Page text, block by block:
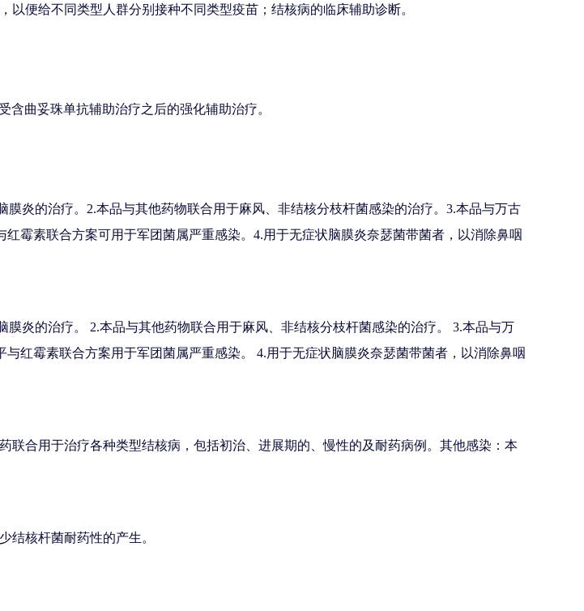
便给不同类型人群分别接种不同类型疫苗；结核病的临床辅助诊断。
曲妥珠单抗辅助治疗之后的强化辅助治疗。
炎的治疗。2.本品与其他药物联合用于麻风、非结核分枝杆菌感染的治疗。3.本品与万古
霉素联合方案可用于军团菌属严重感染。4.用于无症状脑膜炎奈瑟菌带菌者，以消除鼻咽
炎的治疗。 2.本品与其他药物联合用于麻风、非结核分枝杆菌感染的治疗。 3.本品与万
红霉素联合方案用于军团菌属严重感染。 4.用于无症状脑膜炎奈瑟菌带菌者，以消除鼻咽
合用于治疗各种类型结核病，包括初治、进展期的、慢性的及耐药病例。其他感染：本
结核杆菌耐药性的产生。